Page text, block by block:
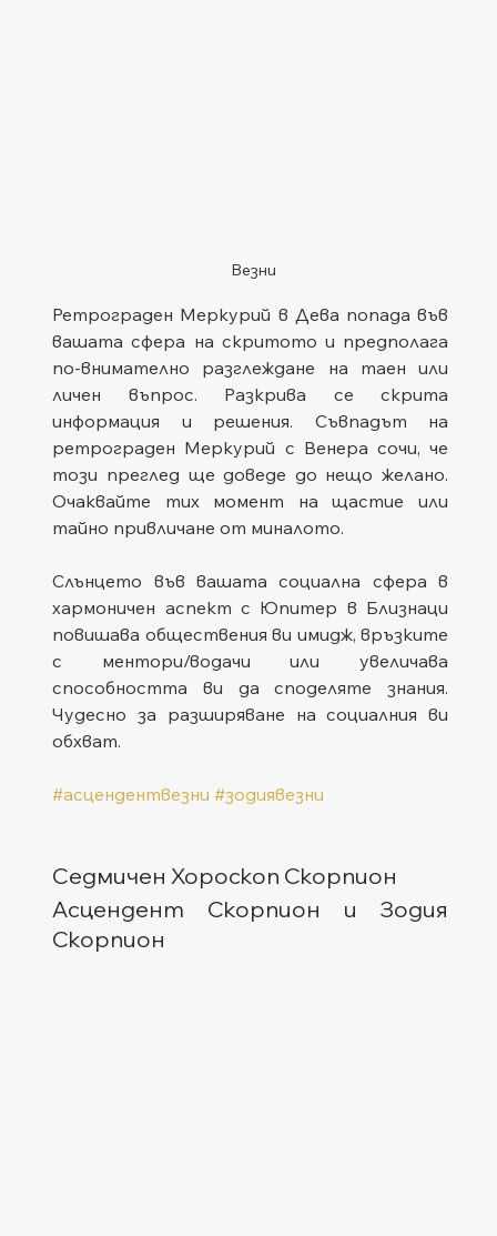
Везни
Ретрограден Меркурий в Дева попада във
вашата сфера на скритото и предполага
по-внимателно разглеждане на таен или
личен въпрос. Разкрива се скрита
информация и решения. Съвпадът на
ретрограден Меркурий с Венера сочи, че
този преглед ще доведе до нещо желано.
Очаквайте тих момент на щастие или
тайно привличане от миналото.
Слънцето във вашата социална сфера в
хармоничен аспект с Юпитер в Близнаци
повишава обществения ви имидж, връзките
с ментори/водачи или увеличава
способността ви да споделяте знания.
Чудесно за разширяване на социалния ви
обхват.
#асцендентвезни #зодиявезни
Седмичен Хороскоп Скорпион
Асцендент Скорпион и Зодия
Скорпион